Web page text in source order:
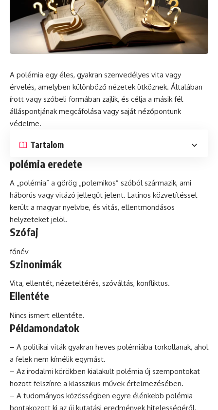
A polémia egy éles, gyakran szenvedélyes vita vagy
érvelés, amelyben különböző nézetek ütköznek. Általában
írott vagy szóbeli formában zajlik, és célja a másik fél
álláspontjának megcáfolása vagy saját nézőpontunk
védelme.
Tartalom
polémia eredete
A „polémia” a görög „polemikos” szóból származik, ami
háborús vagy vitázó jellegűt jelent. Latinos közvetítéssel
került a magyar nyelvbe, és vitás, ellentmondásos
helyzeteket jelöl.
Szófaj
főnév
Szinonimák
Vita, ellentét, nézeteltérés, szóváltás, konfliktus.
Ellentéte
Nincs ismert ellentéte.
Példamondatok
– A politikai viták gyakran heves polémiába torkollanak, ahol
a felek nem kímélik egymást.
– Az irodalmi körökben kialakult polémia új szempontokat
hozott felszínre a klasszikus művek értelmezésében.
– A tudományos közösségben egyre élénkebb polémia
bontakozott ki az új kutatási eredmények hitelességéről.